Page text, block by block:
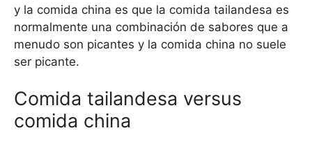
y la comida china es que la comida tailandesa es
normalmente una combinación de sabores que a
menudo son picantes y la comida china no suele
ser picante.
Comida tailandesa versus
comida china